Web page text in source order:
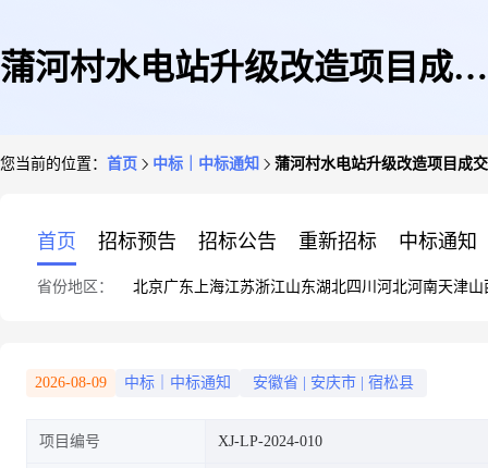
蒲河村水电站升级改造项目成交
您当前的位置： 首页 中标｜中标通知 蒲河村水电站升级改造项目成
首页 招标预告 招标公告 重新招标 中标通知
省份地区： 北京广东 上海江苏浙江山东湖北四川 河北河南天津山
2026-08-09 中标｜中标通知 安徽省 安庆市 宿松县
项目编号 XJ-LP-2024-010